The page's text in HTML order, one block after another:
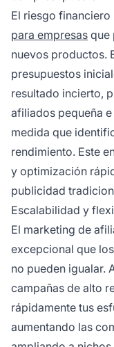
El riesgo
para empresas que
nuevos productos.
presupuestos
resultado incierto,
afiliados pequeña
medida que
rendimiento. Este
y optimización
publicidad
Escalabilidad y
El marketing de
excepcional que
no pueden igualar.
campañas de alto
rápidamente tus
aumentando las